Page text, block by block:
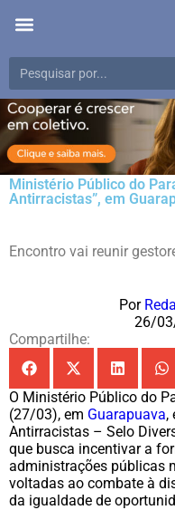
Ministério Público do
Antirracistas”, em
Encontro vai reunir
Por
26/
Compartilhe:
O Ministério Público do
(27/03), em Guarapuava,
Antirracistas – Selo
que busca incentivar a
administrações públicas
voltadas ao combate à
da igualdade de